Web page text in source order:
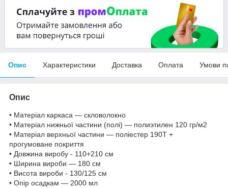
Опис Характеристики Доставка Оплата Умови
Опис
• Матеріал каркаса — скловолокно
• Матеріал нижньої частини (полі) — полиэтилен 120 гр/м2
• Матеріал верхньої частини — поліестер 190Т +
прогумоване покриття
• Довжина виробу - 110+210 см
• Ширина вироби — 180 см
• Висота вироби - 130/125 см
• Опір осадкам — 2000 мл